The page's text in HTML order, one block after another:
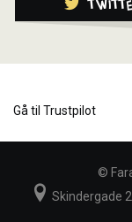
Gå til Trustpilot
©
Skindergade